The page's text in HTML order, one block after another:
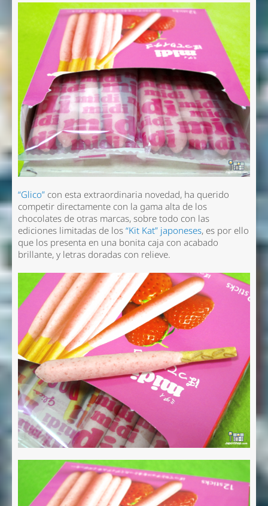
“Glico”con esta extraordinaria novedad, ha querido
competir directamente con la gama alta de los
chocolates de otras marcas, sobre todo con las
ediciones limitadas de los“Kit Kat” japoneses, es por ello
que los presenta en una bonita caja con acabado
brillante, y letras doradas con relieve.